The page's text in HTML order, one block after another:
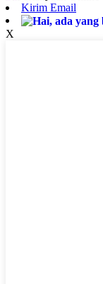
Kirim Email
X